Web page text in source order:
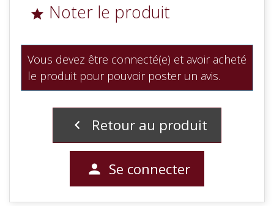
 Noter le produit
Vous devez être connecté(e) et avoir acheté
le produit pour pouvoir poster un avis.
 Retour au produit
 Se connecter